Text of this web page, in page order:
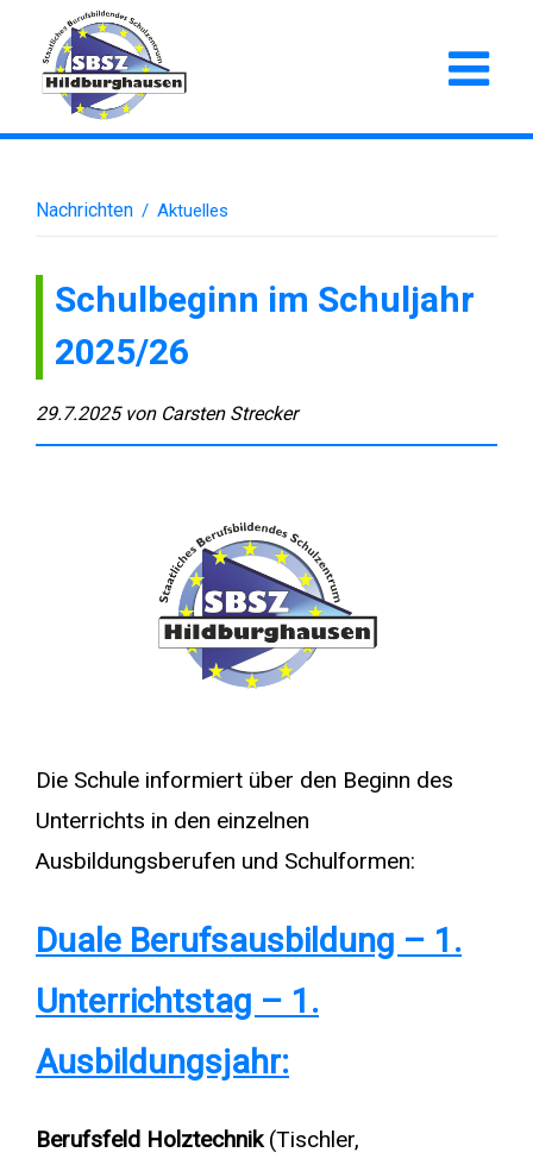
Nachrichten / Aktuelles
Schulbeginn im Schuljahr
2025/26
29.7.2025 von Carsten Strecker
Die Schule informiert über den Beginn des
Unterrichts in den einzelnen
Ausbildungsberufen und Schulformen:
Duale Berufsausbildung – 1.
Unterrichtstag – 1.
Ausbildungsjahr:
Berufsfeld Holztechnik(Tischler,